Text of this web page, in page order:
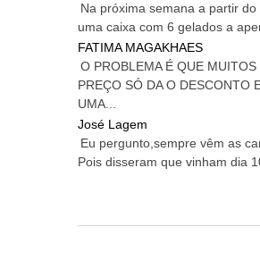
Na próxima semana a partir
uma caixa com 6 gelados a
FATIMA MAGAKHAES
O PROBLEMA É QUE
PREÇO SÓ DA O DESCONTO
UMA...
José Lagem
Eu pergunto,sempre vêm as
Pois disseram que vinham dia